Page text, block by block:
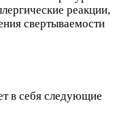
реакции,
свертываемости
в себя следующие